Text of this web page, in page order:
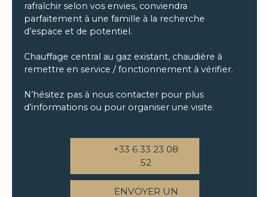
rafraîchir selon vos envies, conviendra
parfaitement à une famille à la recherche
d’espace et de potentiel.
Chauffage central au gaz existant, chaudière à
remettre en service / fonctionnement à vérifier.
N’hésitez pas à nous contacter pour plus
d’informations ou pour organiser une visite.
+33 6 33 23 08
52
ENVOYER UN